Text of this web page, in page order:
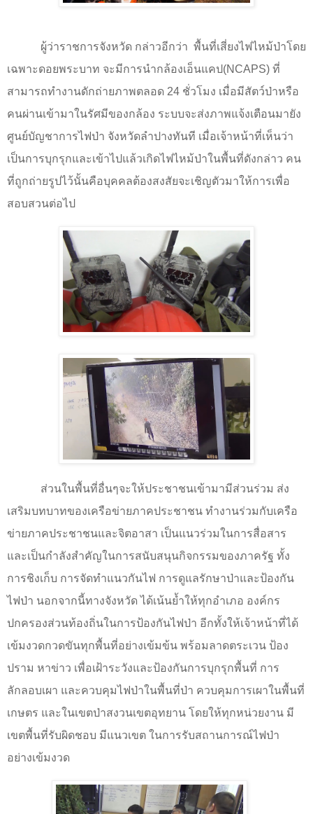
ผู้ว่าราชการจังหวัด กล่าวอีกว่า พื้นที่เสี่ยงไฟไหม้ป่าโดย
เฉพาะดอยพระบาท จะมีการนำกล้องเอ็นแคป(NCAPS) ที่
สามารถทำงานดักถ่ายภาพตลอด 24 ชั่วโมง เมื่อมีสัตว์ป่าหรือ
คนผ่านเข้ามาในรัศมีของกล้อง ระบบจะส่งภาพแจ้งเตือนมายัง
ศูนย์บัญชาการไฟป่า จังหวัดลำปางทันที เมื่อเจ้าหน้าที่เห็นว่า
เป็นการบุกรุกและเข้าไปแล้วเกิดไฟไหม้ป่าในพื้นที่ดังกล่าว คน
ที่ถูกถ่ายรูปไว้นั้นคือบุคคลต้องสงสัยจะเชิญตัวมาให้การเพื่อ
สอบสวนต่อไป
ส่วนในพื้นที่อื่นๆจะให้ประชาชนเข้ามามีส่วนร่วม ส่ง
เสริมบทบาทของเครือข่ายภาคประชาชน ทำงานร่วมกับเครือ
ข่ายภาคประชาชนและจิตอาสา เป็นแนวร่วมในการสื่อสาร
และเป็นกำลังสำคัญในการสนับสนุนกิจกรรมของภาครัฐ ทั้ง
การชิงเก็บ การจัดทำแนวกันไฟ การดูแลรักษาป่าและป้องกัน
ไฟป่า นอกจากนี้ทางจังหวัด ได้เน้นย้ำให้ทุกอำเภอ องค์กร
ปกครองส่วนท้องถิ่นในการป้องกันไฟป่า อีกทั้งให้เจ้าหน้าที่ได้
เข้มงวดกวดขันทุกพื้นที่อย่างเข้มข้น พร้อมลาดตระเวน ป้อง
ปราม หาข่าว เพื่อเฝ้าระวังและป้องกันการบุกรุกพื้นที่ การ
ลักลอบเผา และควบคุมไฟป่าในพื้นที่ป่า ควบคุมการเผาในพื้นที่
เกษตร และในเขตป่าสงวนเขตอุทยาน โดยให้ทุกหน่วยงาน มี
เขตพื้นที่รับผิดชอบ มีแนวเขต ในการรับสถานการณ์ไฟป่า
อย่างเข้มงวด